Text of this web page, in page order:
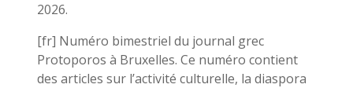
2026.
[fr] Numéro bimestriel du journal grec
Protoporos à Bruxelles. Ce numéro contient
des articles sur l’activité culturelle, la diaspora